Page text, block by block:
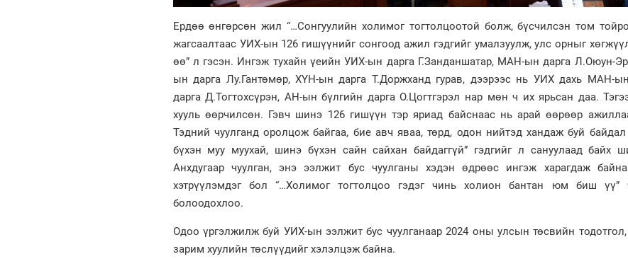
Ердөө өнгөрсөн жил “…Сонгуулийн холимог тогтолцоотой болж, бүсчилсэн том
жагсаалтаас УИХ-ын 126 гишүүнийг сонгоод ажил гэдгийг умалзуулж, улс орныг
өө” л гэсэн. Ингэж тухайн үеийн УИХ-ын дарга Г.Занданшатар, МАН-ын дарга Л.Оюун-
ын дарга Лу.Гантөмөр, ХҮН-ын дарга Т.Доржханд гурав, дээрээс нь УИХ дахь МАН-
дарга Д.Тогтохсүрэн, АН-ын бүлгийн дарга О.Цогтгэрэл нар мөн ч их ярьсан даа.
хууль өөрчилсөн. Гэвч шинэ 126 гишүүн тэр яриад байснаас нь арай өөрөөр
Тэдний чуулганд оролцож байгаа, бие авч яваа, төрд, одон нийтэд хандаж буй байдал
бүхэн муу муухай, шинэ бүхэн сайн сайхан байдаггүй” гэдгийг л сануулаад байх
Анхдугаар чуулган, энэ ээлжит бус чуулганы хэдэн өдрөөс ингэж харагдаж
хэтрүүлэмдэг бол “…Холимог тогтолцоо гэдэг чинь холион бантан юм биш үү”
болоодохлоо.
Одоо үргэлжилж буй УИХ-ын ээлжит бус чуулганаар 2024 оны улсын төсвийн тодотгол,
зарим хуулийн төслүүдийг хэлэлцэж байна.